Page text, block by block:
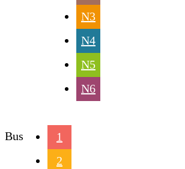
N3
N4
N5
N6
Bus
1
2